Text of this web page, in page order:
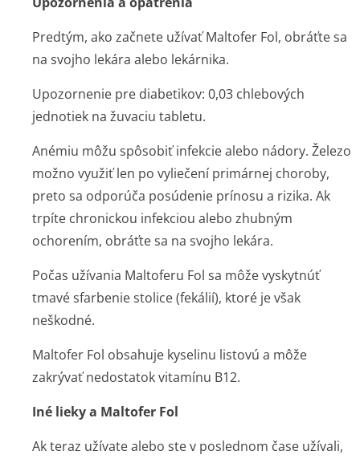
Predtým, ako začnete užívať Maltofer Fol, obráťte sa
na svojho lekára alebo lekárnika.
Upozornenie pre diabetikov: 0,03 chlebových
jednotiek na žuvaciu tabletu.
Anémiu môžu spôsobiť infekcie alebo nádory. Železo
možno využiť len po vyliečení primárnej choroby,
preto sa odporúča posúdenie prínosu a rizika. Ak
trpíte chronickou infekciou alebo zhubným
ochorením, obráťte sa na svojho lekára.
Počas užívania Maltoferu Fol sa môže vyskytnúť
tmavé sfarbenie stolice (fekálií), ktoré je však
neškodné.
Maltofer Fol obsahuje kyselinu listovú a môže
zakrývať nedostatok vitamínu B12.
Iné lieky a Maltofer Fol
Ak teraz užívate alebo ste v poslednom čase užívali,